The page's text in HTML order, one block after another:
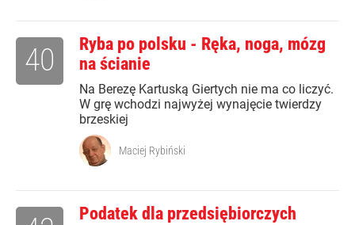
Ryba po polsku - Ręka, noga, mózg
na ścianie
Na Berezę Kartuską Giertych nie ma co liczyć.
W grę wchodzi najwyżej wynajęcie twierdzy
brzeskiej
40
Maciej Rybiński
Podatek dla przedsiębiorczych